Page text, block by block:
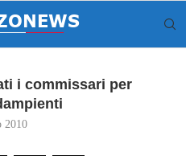
i commissari per
2010